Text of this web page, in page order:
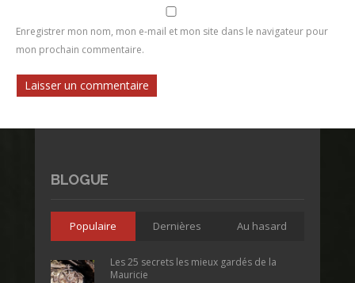
Enregistrer mon nom, mon e-mail et mon site dans le navigateur pour
mon prochain commentaire.
BLOGUE
Populaire Dernières Au hasard
Les 25 secrets les mieux gardés de la
Mauricie